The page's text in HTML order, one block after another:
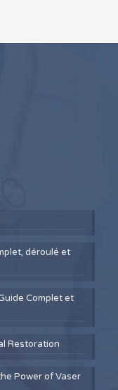
déroulé et
Complet et
Restoration
Power of Vaser